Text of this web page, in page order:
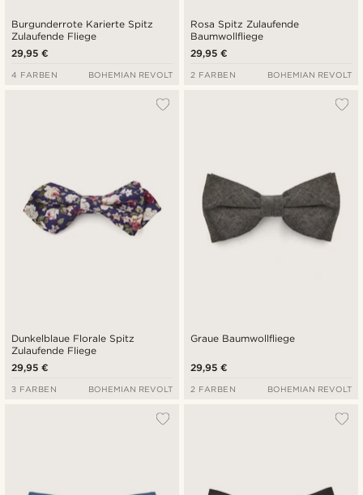
Burgunderrote Karierte Spitz
Zulaufende Fliege
29,95 €
4 FARBEN BOHEMIAN REVOLT
Rosa Spitz Zulaufende
Baumwollfliege
29,95 €
2 FARBEN BOHEMIAN REVOLT
Dunkelblaue Florale Spitz
Zulaufende Fliege
29,95 €
3 FARBEN BOHEMIAN REVOLT
Graue Baumwollfliege
29,95 €
2 FARBEN BOHEMIAN REVOLT